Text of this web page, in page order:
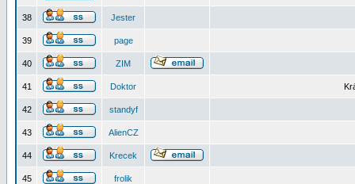
38 Jester
39 page
40 ZIM
41 Doktor
42 standyf
43 AlienCZ
44 Krecek
45 frolik